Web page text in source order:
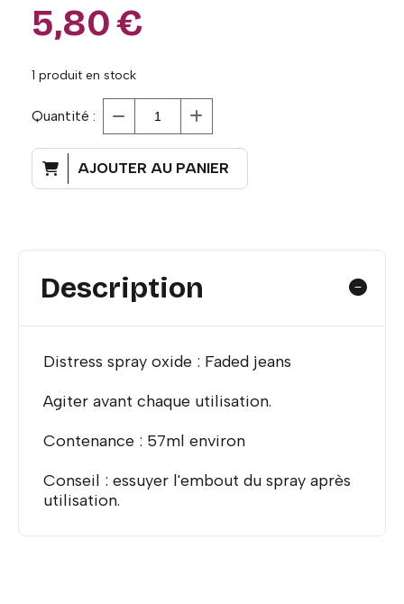
5,80€
1 produit en stock
Quantité :
AJOUTER AU PANIER
Description
Distress spray oxide : Faded jeans
Agiter avant chaque utilisation.
Contenance : 57ml environ
Conseil : essuyer l'embout du spray après
utilisation.